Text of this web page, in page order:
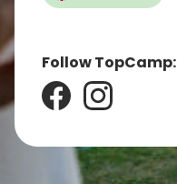
Follow TopCamp: